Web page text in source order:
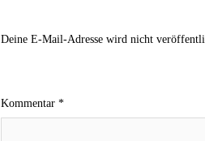
Deine E-Mail-Adresse wird nicht
Kommentar *